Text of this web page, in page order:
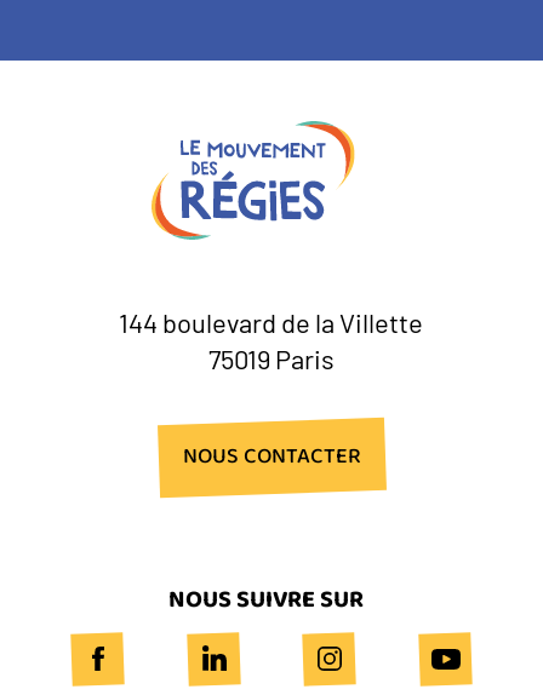
NOUS CONTACTER
144 boulevard de la Villette
75019 Paris
NOUS SUIVRE SUR